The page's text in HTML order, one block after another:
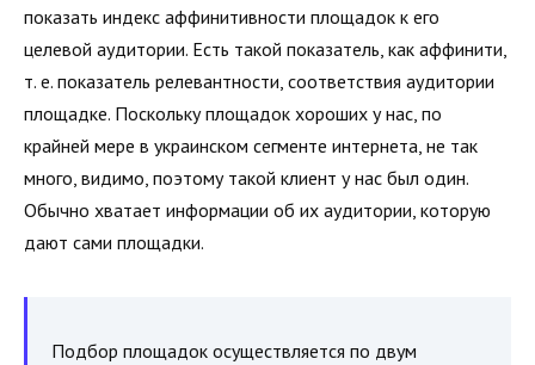
показать индекс аффинитивности площадок к его
целевой аудитории. Есть такой показатель, как аффинити,
т. е. показатель релевантности, соответствия аудитории
площадке. Поскольку площадок хороших у нас, по
крайней мере в украинском сегменте интернета, не так
много, видимо, поэтому такой клиент у нас был один.
Обычно хватает информации об их аудитории, которую
дают сами площадки.
Подбор площадок осуществляется по двум